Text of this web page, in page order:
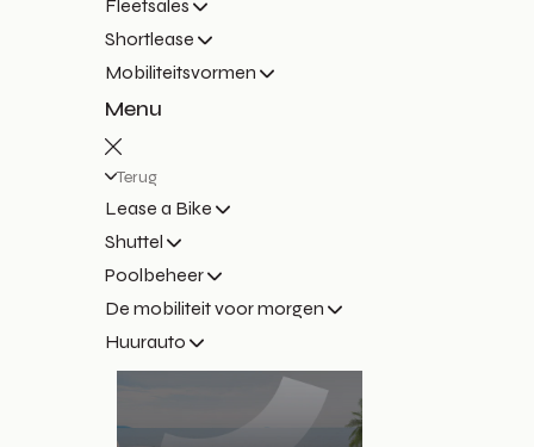
Fleetsales
Shortlease
Mobiliteitsvormen
Menu
Terug
Lease a Bike
Shuttel
Poolbeheer
De mobiliteit voor morgen
Huurauto